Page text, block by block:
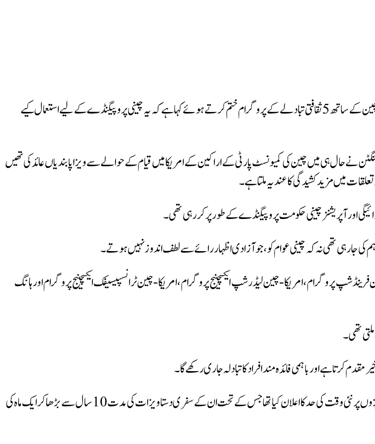
ٹرمپ انتظامیہ نے اپنے دور اقتدار کے خاتمے سے پہلے چین کے خلاف بڑا قدم اٹھاتے ہوئے چین کے ساتھ 5 ثقافتی تبادلے کے پروگرام ختم کرتے ہوئے کہا ہے کہ یہ چینی پروپیگنڈے کے لیے استعمال کیے
نے حال ہی میں چین کی کمیونسٹ پارٹی کے اراکین کے امریکا میں قیام کے حوالے سے ویزا پابندیاں عائد کی تھیں
میں مزید کشیدگی کا عندیہ ملتا ہے۔
اور آپریشنز چینی حکومت پروپیگنڈے کے طور پر کررہی تھی۔
جارہی تھی نہ کہ چینی عوام کو، جو آزادی اظہار رائے سے لطف اندوز نہیں ہوتے۔
پروگرام، امریکا-چین لیڈرشپ ایکسچینج پروگرام، امریکا-چین ٹرانسپیسیفک ایکسچینج پروگرام اور ہانگ
تھی۔
کرتا ہے اور باہمی فائدہ مند افراد کا تبادلہ جاری رکھے گا۔
واضح رہے کہ گزشتہ ہفتے امریکا نے چینی کمیونسٹ پارٹی کے ممبران اور ان کے اہل خانہ کے ویزوں پر نئی وقت کی حد کا اعلان کیا تھا جس کے تحت ان کے سفری دستاویزات کی مدت 10 سال سے بڑھا کر ایک ماہ کی